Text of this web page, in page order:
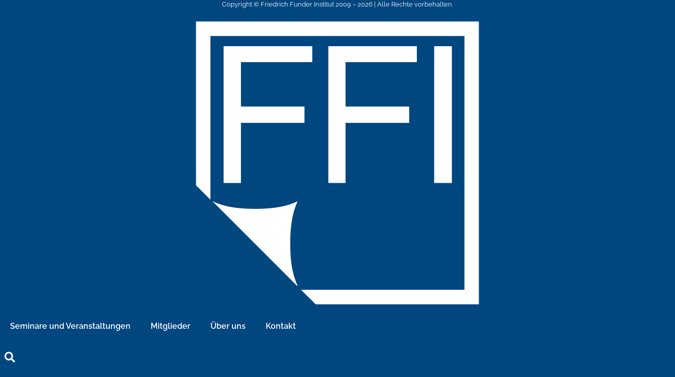
Copyright © Friedrich Funder Institut 2009 – 2026 | Alle Rechte vorbehalten.
Seminare und Veranstaltungen Mitglieder Über uns Kontakt